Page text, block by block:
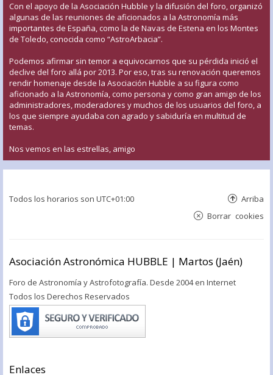
Con el apoyo de la Asociación Hubble y la difusión del foro, organizó
algunas de las reuniones de aficionados a la Astronomía más
importantes de España, como la de Navas de Estena en los Montes
de Toledo, conocida como “AstroArbacia”.
Podemos afirmar sin temor a equivocarnos que su pérdida inició el
declive del foro allá por 2013. Por eso, tras su renovación queremos
rendir homenaje desde la Asociación Hubble a su figura como
aficionado a la Astronomía, como persona y como gran amigo de los
administradores, moderadores y muchos de los usuarios del foro, a
los que siempre ayudaba con agrado y sabiduría en multitud de
temas.
Nos vemos en las estrellas, amigo
Todos los horarios son UTC+01:00 Arriba
Borrar cookies
Asociación Astronómica HUBBLE | Martos (Jaén)
Foro de Astronomía y Astrofotografía. Desde 2004 en Internet
Todos los Derechos Reservados
Enlaces